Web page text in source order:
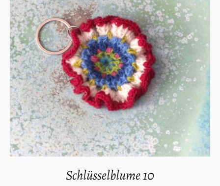
IN DEN WARENKORB
/
DETAILS
Schlüsselblume 10